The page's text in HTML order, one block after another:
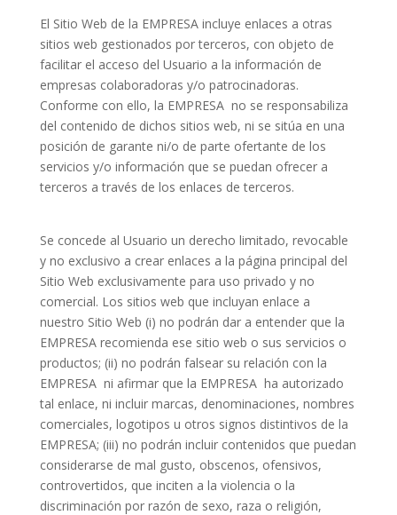
El Sitio Web de la EMPRESA incluye enlaces a otras
sitios web gestionados por terceros, con objeto de
facilitar el acceso del Usuario a la información de
empresas colaboradoras y/o patrocinadoras.
Conforme con ello, la EMPRESA no se responsabiliza
del contenido de dichos sitios web, ni se sitúa en una
posición de garante ni/o de parte ofertante de los
servicios y/o información que se puedan ofrecer a
terceros a través de los enlaces de terceros.
Se concede al Usuario un derecho limitado, revocable
y no exclusivo a crear enlaces a la página principal del
Sitio Web exclusivamente para uso privado y no
comercial. Los sitios web que incluyan enlace a
nuestro Sitio Web (i) no podrán dar a entender que la
EMPRESA recomienda ese sitio web o sus servicios o
productos; (ii) no podrán falsear su relación con la
EMPRESA ni afirmar que la EMPRESA ha autorizado
tal enlace, ni incluir marcas, denominaciones, nombres
comerciales, logotipos u otros signos distintivos de la
EMPRESA; (iii) no podrán incluir contenidos que puedan
considerarse de mal gusto, obscenos, ofensivos,
controvertidos, que inciten a la violencia o la
discriminación por razón de sexo, raza o religión,